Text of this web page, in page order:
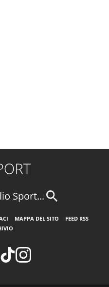
Sport...
MAPPA DEL SITO
FEED RSS